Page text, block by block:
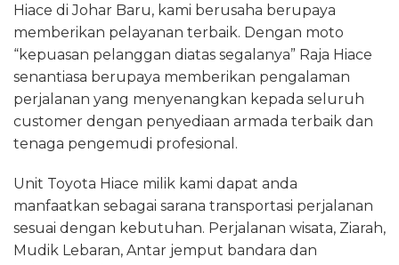
Hiace di Johar Baru, kami berusaha berupaya
memberikan pelayanan terbaik. Dengan moto
“kepuasan pelanggan diatas segalanya” Raja Hiace
senantiasa berupaya memberikan pengalaman
perjalanan yang menyenangkan kepada seluruh
customer dengan penyediaan armada terbaik dan
tenaga pengemudi profesional.
Unit Toyota Hiace milik kami dapat anda
manfaatkan sebagai sarana transportasi perjalanan
sesuai dengan kebutuhan. Perjalanan wisata, Ziarah,
Mudik Lebaran, Antar jemput bandara dan